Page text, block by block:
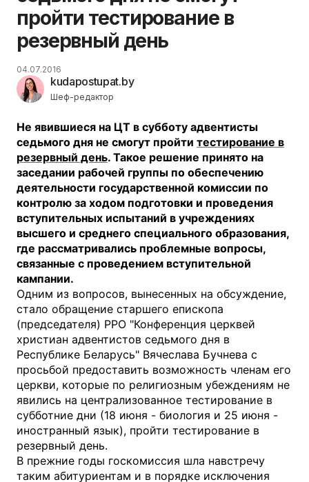
пройти тестирование в
резервный день
kudapostupat.by
Шеф-редактор
04.07.2016
Не явившиеся на ЦТ в субботу адвентисты
седьмого дня не смогут пройти тестирование в
резервный день. Такое решение принято на
заседании рабочей группы по обеспечению
деятельности государственной комиссии по
контролю за ходом подготовки и проведения
вступительных испытаний в учреждениях
высшего и среднего специального образования,
где рассматривались проблемные вопросы,
связанные с проведением вступительной
кампании.
Одним из вопросов, вынесенных на обсуждение,
стало обращение старшего епископа
(председателя) РРО "Конференция церквей
христиан адвентистов седьмого дня в
Республике Беларусь" Вячеслава Бучнева с
просьбой предоставить возможность членам его
церкви, которые по религиозным убеждениям не
явились на централизованное тестирование в
субботние дни (18 июня - биология и 25 июня -
иностранный язык), пройти тестирование в
резервный день.
В прежние годы госкомиссия шла навстречу
таким абитуриентам и в порядке исключения